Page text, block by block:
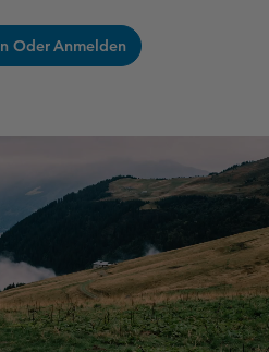
Oder Anmelden